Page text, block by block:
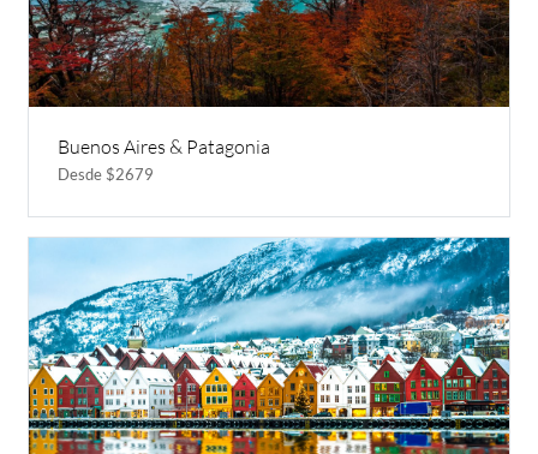
Buenos Aires & Patagonia
Desde $2679